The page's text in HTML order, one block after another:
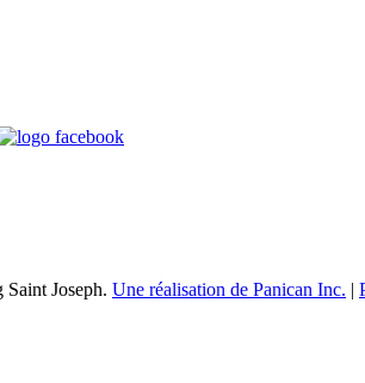
Joseph. Une réalisation de Panican Inc. |